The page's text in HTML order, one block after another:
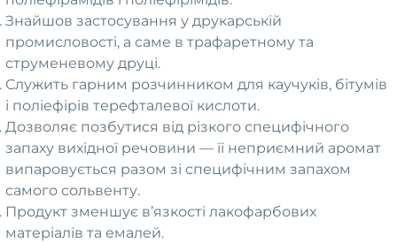
Знайшов застосування у друкарській
промисловості, а саме в трафаретному та
струменевому друці.
Служить гарним розчинником для каучуків, бітумів
і поліефірів терефталевої кислоти.
Дозволяє позбутися від різкого специфічного
запаху вихідної речовини — її неприємний аромат
випаровується разом зі специфічним запахом
самого сольвенту.
Продукт зменшує в’язкості лакофарбових
матеріалів та емалей.